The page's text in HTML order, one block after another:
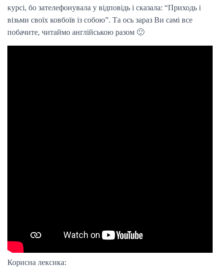
курсі, бо зателефонувала у відповідь і сказала: “Приходь і
візьми своїх ковбоїв із собою”. Та ось зараз Ви самі все
побачите, читаймо англійською разом 🙂
Корисна лексика: